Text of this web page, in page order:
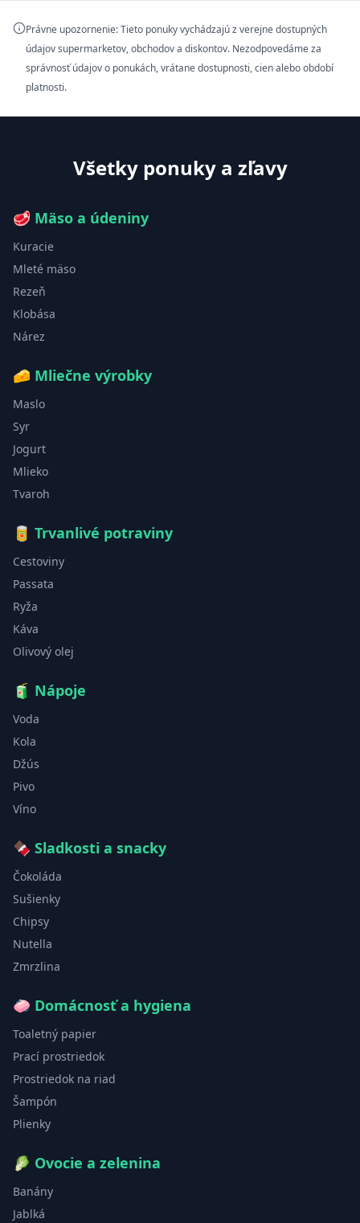
Právne upozornenie: Tieto ponuky vychádzajú z verejne dostupných
údajov supermarketov, obchodov a diskontov. Nezodpovedáme za
správnosť údajov o ponukách, vrátane dostupnosti, cien alebo období
platnosti.
Všetky ponuky a zľavy
🥩 Mäso a údeniny
Kuracie
Mleté mäso
Rezeň
Klobása
Nárez
🧀 Mliečne výrobky
Maslo
Syr
Jogurt
Mlieko
Tvaroh
🥫 Trvanlivé potraviny
Cestoviny
Passata
Ryža
Káva
Olivový olej
🧃 Nápoje
Voda
Kola
Džús
Pivo
Víno
🍫 Sladkosti a snacky
Čokoláda
Sušienky
Chipsy
Nutella
Zmrzlina
🧼 Domácnosť a hygiena
Toaletný papier
Prací prostriedok
Prostriedok na riad
Šampón
Plienky
🥬 Ovocie a zelenina
Banány
Jablká